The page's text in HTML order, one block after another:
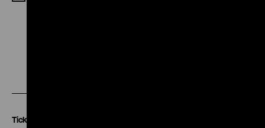
Tickets